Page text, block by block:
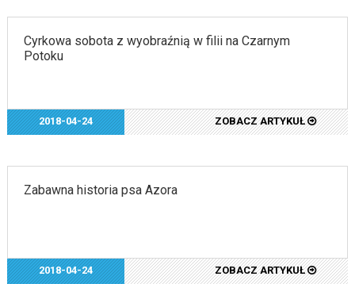
Cyrkowa sobota z wyobraźnią w filii na Czarnym
Potoku
2018-04-24 ZOBACZ ARTYKUŁ
Zabawna historia psa Azora
2018-04-24 ZOBACZ ARTYKUŁ